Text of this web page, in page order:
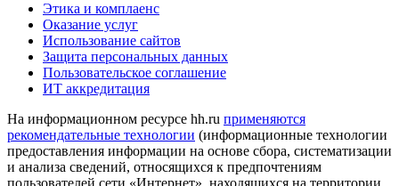
Этика и комплаенс
Оказание услуг
Использование сайтов
Защита персональных данных
Пользовательское соглашение
ИТ аккредитация
На информационном ресурсе hh.ru применяются
рекомендательные технологии (информационные технологии
предоставления информации на основе сбора, систематизации
и анализа сведений, относящихся к предпочтениям